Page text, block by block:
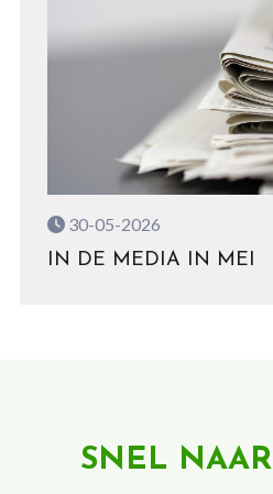
30-05-2026
IN DE MEDIA IN MEI
SNEL NAAR